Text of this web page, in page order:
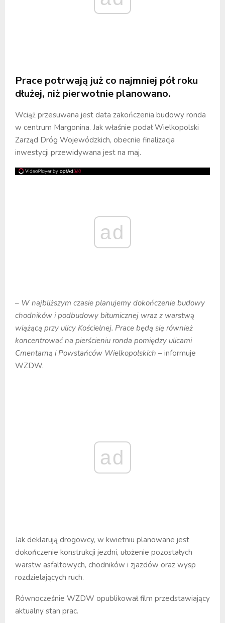
Prace potrwają już co najmniej pół roku
dłużej, niż pierwotnie planowano.
Wciąż przesuwana jest data zakończenia budowy ronda
w centrum Margonina. Jak właśnie podał Wielkopolski
Zarząd Dróg Wojewódzkich, obecnie finalizacja
inwestycji przewidywana jest na maj.
ad
– W najbliższym czasie planujemy dokończenie budowy
chodników i podbudowy bitumicznej wraz z warstwą
wiążącą przy ulicy Kościelnej. Prace będą się również
koncentrować na pierścieniu ronda pomiędzy ulicami
Cmentarną i Powstańców Wielkopolskich – informuje
WZDW.
ad
Jak deklarują drogowcy, w kwietniu planowane jest
dokończenie konstrukcji jezdni, ułożenie pozostałych
warstw asfaltowych, chodników i zjazdów oraz wysp
rozdzielających ruch.
Równocześnie WZDW opublikował film przedstawiający
aktualny stan prac.